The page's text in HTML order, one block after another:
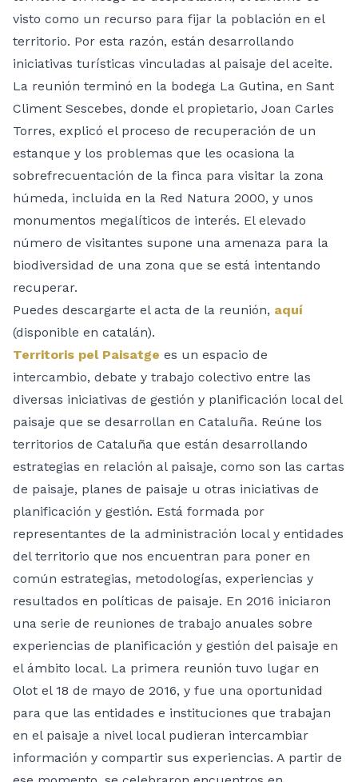
visto como un recurso para fijar la población en el
territorio. Por esta razón, están desarrollando
iniciativas turísticas vinculadas al paisaje del aceite.
La reunión terminó en la bodega La Gutina, en Sant
Climent Sescebes, donde el propietario, Joan Carles
Torres, explicó el proceso de recuperación de un
estanque y los problemas que les ocasiona la
sobrefrecuentación de la finca para visitar la zona
húmeda, incluida en la Red Natura 2000, y unos
monumentos megalíticos de interés. El elevado
número de visitantes supone una amenaza para la
biodiversidad de una zona que se está intentando
recuperar.
Puedes descargarte el acta de la reunión, aquí
(disponible en catalán).
Territoris pel Paisatge es un espacio de
intercambio, debate y trabajo colectivo entre las
diversas iniciativas de gestión y planificación local del
paisaje que se desarrollan en Cataluña. Reúne los
territorios de Cataluña que están desarrollando
estrategias en relación al paisaje, como son las cartas
de paisaje, planes de paisaje u otras iniciativas de
planificación y gestión. Está formada por
representantes de la administración local y entidades
del territorio que nos encuentran para poner en
común estrategias, metodologías, experiencias y
resultados en políticas de paisaje. En 2016 iniciaron
una serie de reuniones de trabajo anuales sobre
experiencias de planificación y gestión del paisaje en
el ámbito local. La primera reunión tuvo lugar en
Olot el 18 de mayo de 2016, y fue una oportunidad
para que las entidades e instituciones que trabajan
en el paisaje a nivel local pudieran intercambiar
información y compartir sus experiencias. A partir de